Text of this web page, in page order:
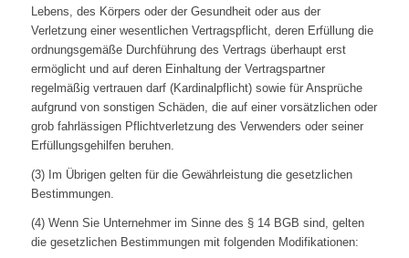
Lebens, des Körpers oder der Gesundheit oder aus der
Verletzung einer wesentlichen Vertragspflicht, deren Erfüllung die
ordnungsgemäße Durchführung des Vertrags überhaupt erst
ermöglicht und auf deren Einhaltung der Vertragspartner
regelmäßig vertrauen darf (Kardinalpflicht) sowie für Ansprüche
aufgrund von sonstigen Schäden, die auf einer vorsätzlichen oder
grob fahrlässigen Pflichtverletzung des Verwenders oder seiner
Erfüllungsgehilfen beruhen.
(3) Im Übrigen gelten für die Gewährleistung die gesetzlichen
Bestimmungen.
(4) Wenn Sie Unternehmer im Sinne des § 14 BGB sind, gelten
die gesetzlichen Bestimmungen mit folgenden Modifikationen: